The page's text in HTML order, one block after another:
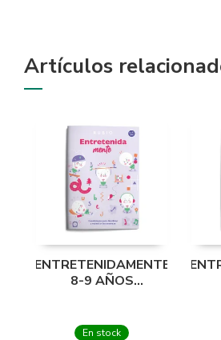
Artículos
ENTRETENIDAMENTE
8-9 AÑOS
En stock